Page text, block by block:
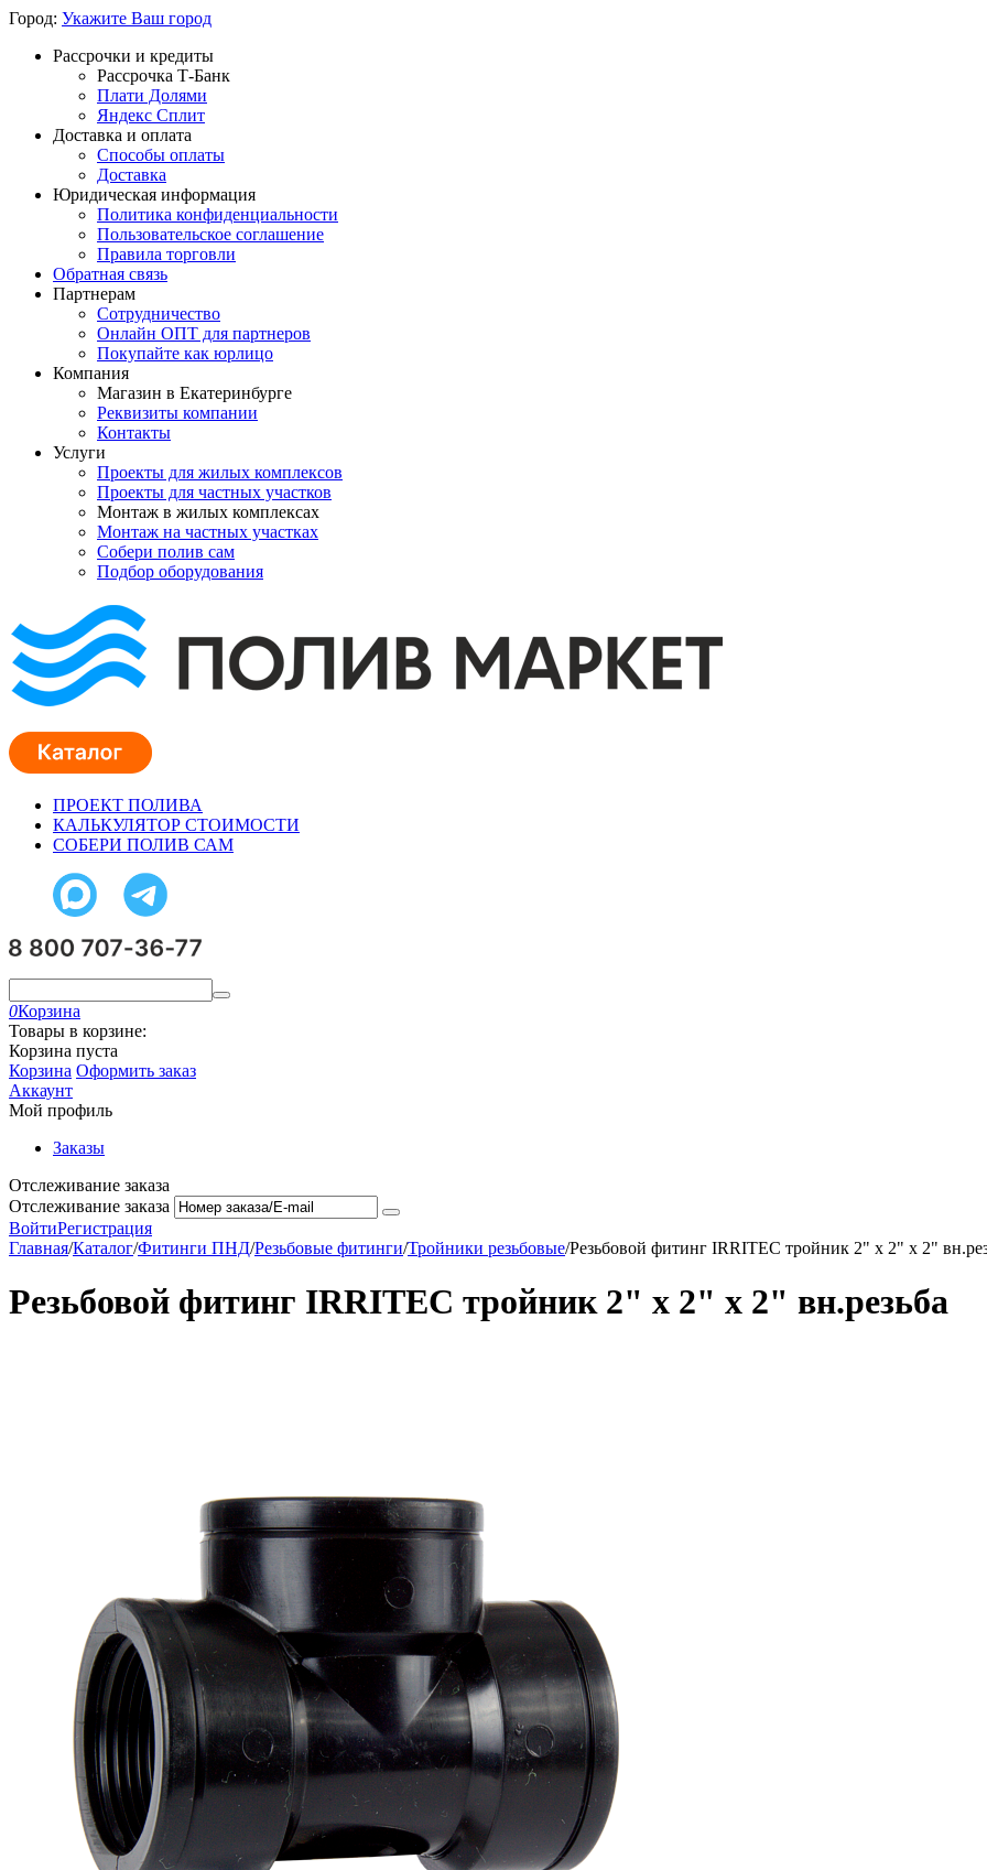
Город: Укажите Ваш город
Рассрочки и кредиты
Рассрочка Т-Банк
Плати Долями
Яндекс Сплит
Доставка и оплата
Способы оплаты
Доставка
Юридическая информация
Политика конфиденциальности
Пользовательское соглашение
Правила торговли
Обратная связь
Партнерам
Сотрудничество
Онлайн ОПТ для партнеров
Покупайте как юрлицо
Компания
Магазин в Екатеринбурге
Реквизиты компании
Контакты
Услуги
Проекты для жилых комплексов
Проекты для частных участков
Монтаж в жилых комплексах
Монтаж на частных участках
Собери полив сам
Подбор оборудования
ПРОЕКТ ПОЛИВА
КАЛЬКУЛЯТОР СТОИМОСТИ
СОБЕРИ ПОЛИВ САМ
0Корзина
Товары в корзине:
Корзина пуста
Корзина Оформить заказ
Аккаунт
Мой профиль
Заказы
Отслеживание заказа
Отслеживание заказа
ВойтиРегистрация
Главная/Каталог/Фитинги ПНД/Резьбовые фитинги/Тройники резьбовые/Резьбовой фитинг IRRITEC тройник 2" х 2" х 2"
Резьбовой фитинг IRRITEC тройник 2" х 2" х 2" вн.резьба